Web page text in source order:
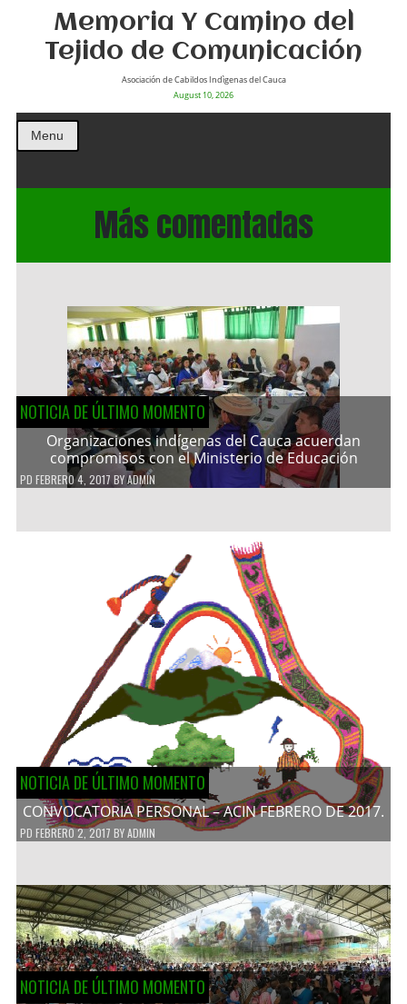
Memoria Y Camino del
Tejido de Comunicación
Asociación de Cabildos Indìgenas del Cauca
August 10, 2026
Menu
Más comentadas
NOTICIA DE ÚLTIMO MOMENTO
Organizaciones indígenas del Cauca acuerdan
compromisos con el Ministerio de Educación
PD FEBRERO 4, 2017 BYADMIN
NOTICIA DE ÚLTIMO MOMENTO
CONVOCATORIA PERSONAL – ACIN FEBRERO DE 2017.
PD FEBRERO 2, 2017 BYADMIN
NOTICIA DE ÚLTIMO MOMENTO